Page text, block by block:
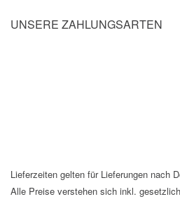
UNSERE ZAHLUNGSARTEN
Lieferzeiten gelten für Lieferungen nach
Alle Preise verstehen sich inkl.